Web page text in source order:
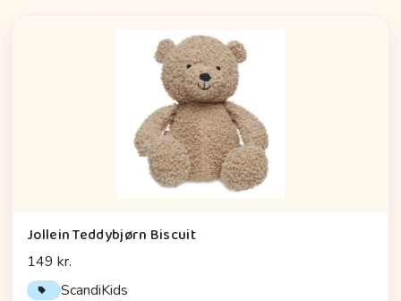
Jollein Teddybjørn Biscuit
149 kr.
ScandiKids